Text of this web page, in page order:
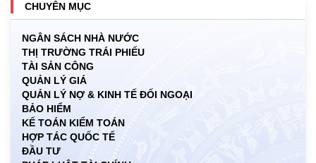
HKD 3247.93
JPY 159.79
KRW
CHUYÊN MỤC
NGÂN SÁCH NHÀ NƯỚC
THỊ TRƯỜNG TRÁI PHIẾU
TÀI SẢN CÔNG
QUẢN LÝ GIÁ
QUẢN LÝ NỢ & KINH TẾ ĐỐI NGOẠI
BẢO HIỂM
KẾ TOÁN KIỂM TOÁN
HỢP TÁC QUỐC TẾ
ĐẦU TƯ